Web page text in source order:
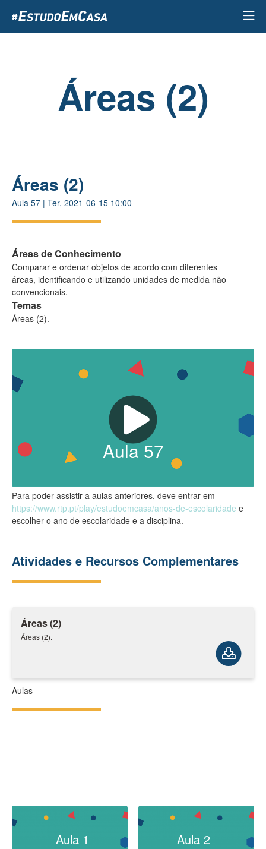
para
o
Áreas (2)
Áreas (2)
Aula 57 | Ter, 2021-06-15 10:00
Áreas de Conhecimento
Comparar e ordenar objetos de acordo com diferentes
áreas, identificando e utilizando unidades de medida não
convencionais.
Temas
Áreas (2).
Aula57
Para poder assistir a aulas anteriores, deve entrar em
https://www.rtp.pt/play/estudoemcasa/anos-de-escolaridade e
escolher o ano de escolaridade e a disciplina.
Atividades e Recursos Complementares
Áreas (2)
Áreas (2).
Aulas
Aula 1 Aula 2